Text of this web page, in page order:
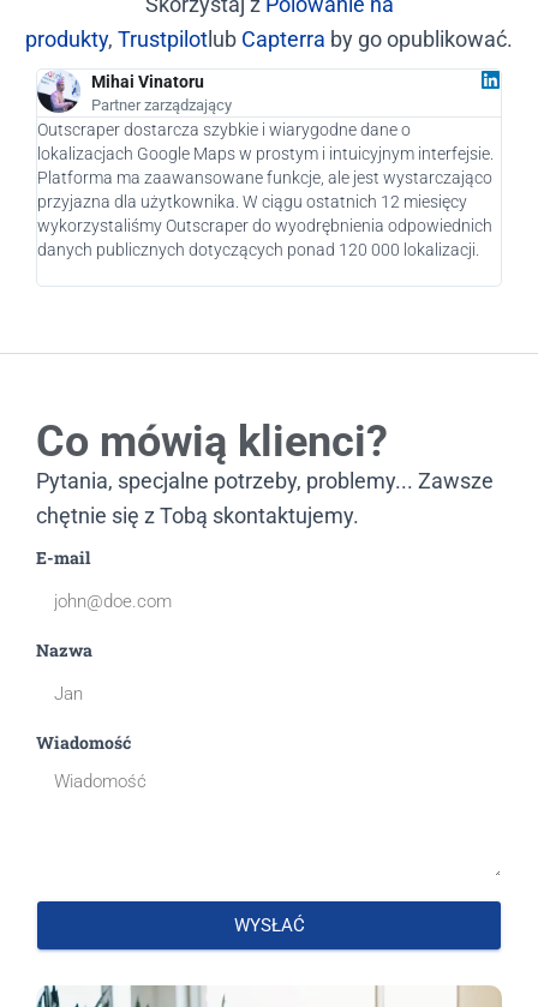
produkty, Trustpilot lub Capterra by go opublikować.
Mihai Vinatoru
Partner zarządzający
Outscraper dostarcza szybkie i wiarygodne dane o
lokalizacjach Google Maps w prostym i intuicyjnym interfejsie.
Platforma ma zaawansowane funkcje, ale jest wystarczająco
przyjazna dla użytkownika. W ciągu ostatnich 12 miesięcy
wykorzystaliśmy Outscraper do wyodrębnienia odpowiednich
danych publicznych dotyczących ponad 120 000 lokalizacji.
Co mówią klienci?
Pytania, specjalne potrzeby, problemy... Zawsze
chętnie się z Tobą skontaktujemy.
E-mail
Nazwa
Wiadomość
WYSŁAĆ